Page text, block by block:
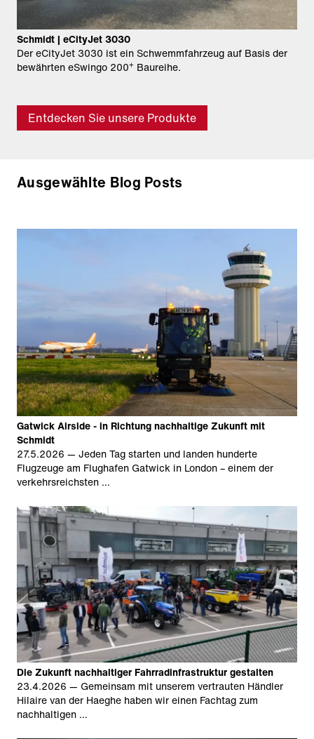
Schmidt | eCityJet 3030
Der eCityJet 3030 ist ein Schwemmfahrzeug auf Basis der
bewährten eSwingo 200+ Baureihe.
Entdecken Sie unsere Produkte
Ausgewählte Blog Posts
Gatwick Airside - in Richtung nachhaltige Zukunft mit
Schmidt
27.5.2026 — Jeden Tag starten und landen hunderte
Flugzeuge am Flughafen Gatwick in London – einem der
verkehrsreichsten …
Die Zukunft nachhaltiger Fahrradinfrastruktur gestalten
23.4.2026 — Gemeinsam mit unserem vertrauten Händler
Hilaire van der Haeghe haben wir einen Fachtag zum
nachhaltigen …